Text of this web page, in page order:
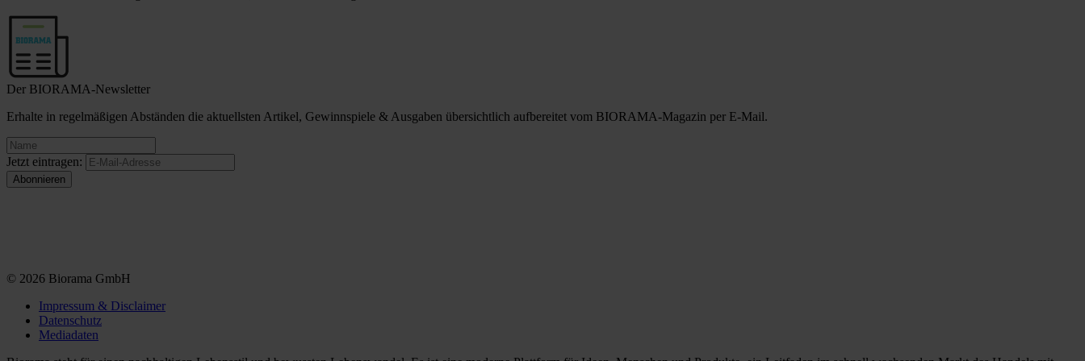
Der BIORAMA-Newsletter
Erhalte in regelmäßigen Abständen die aktuellsten Artikel, Gewinnspiele & Ausgaben übersichtlich aufbereitet vom BIORAMA-Magazin per E-Mail.
Jetzt eintragen:
© 2026 Biorama GmbH
Impressum & Disclaimer
Datenschutz
Mediadaten